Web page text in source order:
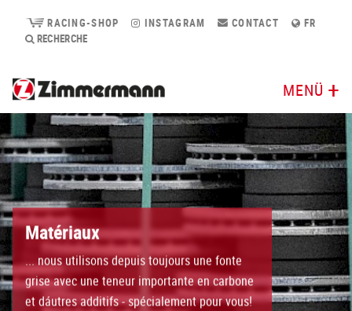
RACING-SHOP INSTAGRAM CONTACT
FR
RECHERCHE
MENÜ
Matériaux
... nous utilisons depuis toujours une fonte
grise avec une teneur importante en carbone
et dáutres additifs - spécialement pour vous!